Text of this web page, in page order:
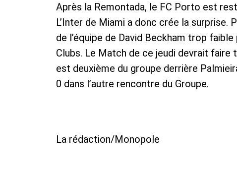
Après la Remontada, le FC Porto est
L’Inter de Miami a donc crée la surprise.
de l’équipe de David Beckham trop
Clubs. Le Match de ce jeudi devrait faire
est deuxième du groupe derrière
0 dans l’autre rencontre du Groupe.
La rédaction/Monopole